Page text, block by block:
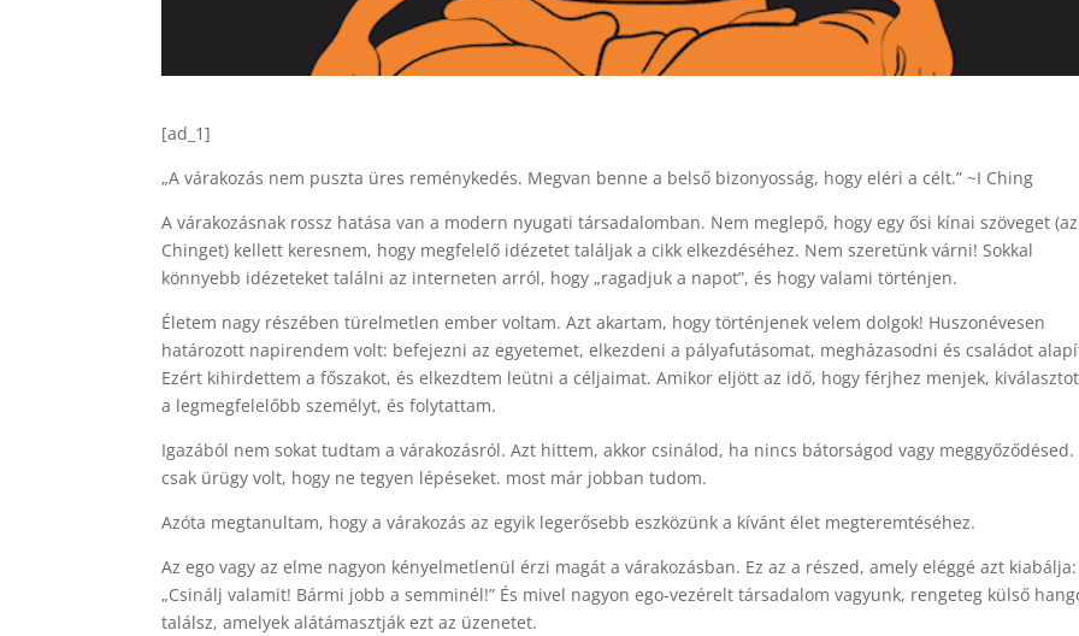
[ad_1]
„A várakozás nem puszta üres reménykedés. Megvan benne a belső bizonyosság, hogy eléri a célt.” ~I Ching
A várakozásnak rossz hatása van a modern nyugati társadalomban. Nem meglepő, hogy egy ősi kínai szöveget
Chinget) kellett keresnem, hogy megfelelő idézetet találjak a cikk elkezdéséhez. Nem szeretünk várni! Sokkal
könnyebb idézeteket találni az interneten arról, hogy „ragadjuk a napot”, és hogy valami történjen.
Életem nagy részében türelmetlen ember voltam. Azt akartam, hogy történjenek velem dolgok! Huszonévesen
határozott napirendem volt: befejezni az egyetemet, elkezdeni a pályafutásomat, megházasodni és családot
Ezért kihirdettem a főszakot, és elkezdtem leütni a céljaimat. Amikor eljött az idő, hogy férjhez menjek,
a legmegfelelőbb személyt, és folytattam.
Igazából nem sokat tudtam a várakozásról. Azt hittem, akkor csinálod, ha nincs bátorságod vagy meggyőződésed.
csak ürügy volt, hogy ne tegyen lépéseket. most már jobban tudom.
Azóta megtanultam, hogy a várakozás az egyik legerősebb eszközünk a kívánt élet megteremtéséhez.
Az ego vagy az elme nagyon kényelmetlenül érzi magát a várakozásban. Ez az a részed, amely eléggé azt kiabálja:
„Csinálj valamit! Bármi jobb a semminél!” És mivel nagyon ego-vezérelt társadalom vagyunk, rengeteg külső
találsz, amelyek alátámasztják ezt az üzenetet.